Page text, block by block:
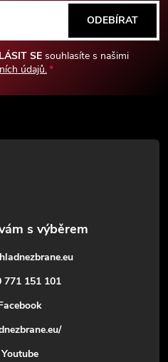
SE souhlasíte s našimi
údajů.
ODEBÍRAT
771 151 101
Youtube